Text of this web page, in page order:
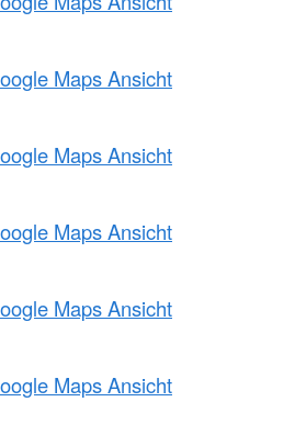
Maps Ansicht
Maps Ansicht
Maps Ansicht
Maps Ansicht
Maps Ansicht